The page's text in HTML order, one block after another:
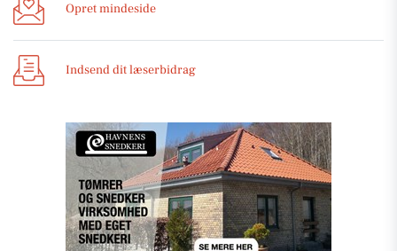
Opret mindeside
Indsend dit læserbidrag